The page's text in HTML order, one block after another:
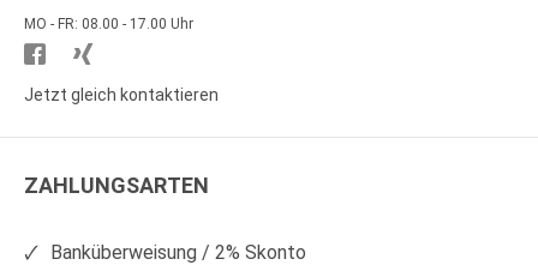
MO - FR: 08.00 - 17.00 Uhr
Besuchen
Sie
auf
Sie
auf
Jetzt gleich kontaktieren
ZAHLUNGSARTEN
Banküberweisung / 2% Skonto